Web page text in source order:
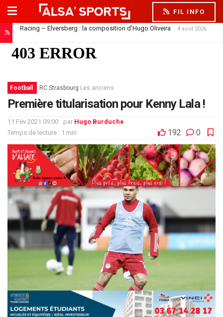
FIL INFO
Racing – Elversberg : la composition d’Hugo Oliveira 4 août 2026
Football RC Strasbourg Les anciens
Première titularisation pour Kenny Lala !
11 Fév 2021 09:00 par Hugo Burduche
Temps de lecture : 1 min
192 0